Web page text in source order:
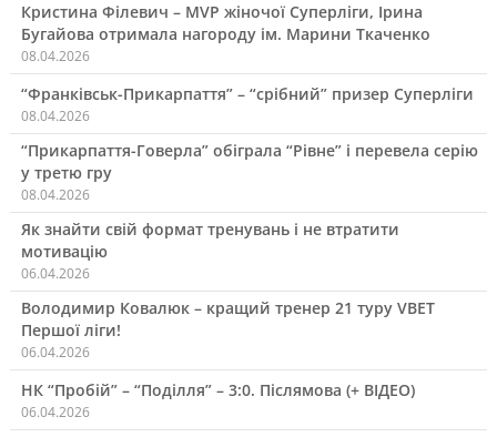
Кристина Філевич – MVP жіночої Суперліги, Ірина
Бугайова отримала нагороду ім. Марини Ткаченко
08.04.2026
“Франківськ-Прикарпаття” – “срібний” призер Суперліги
08.04.2026
“Прикарпаття-Говерла” обіграла “Рівне” і перевела серію
у третю гру
08.04.2026
Як знайти свій формат тренувань і не втратити
мотивацію
06.04.2026
Володимир Ковалюк – кращий тренер 21 туру VBET
Першої ліги!
06.04.2026
НК “Пробій” – “Поділля” – 3:0. Післямова (+ ВІДЕО)
06.04.2026